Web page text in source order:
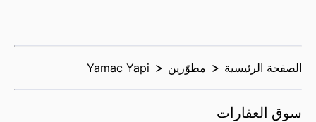
الصفحة الرئيسية مطوّرين Yamac Yapi
سوق العقارات